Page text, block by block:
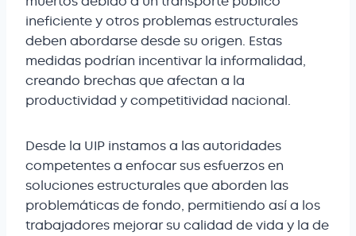
ineficiente y otros problemas estructurales
deben abordarse desde su origen. Estas
medidas podrían incentivar la informalidad,
creando brechas que afectan a la
productividad y competitividad nacional.
Desde la UIP instamos a las autoridades
competentes a enfocar sus esfuerzos en
soluciones estructurales que aborden las
problemáticas de fondo, permitiendo así a los
trabajadores mejorar su calidad de vida y la de